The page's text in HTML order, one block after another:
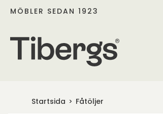
MÖBLER SEDAN 1923
Startsida Fåtöljer